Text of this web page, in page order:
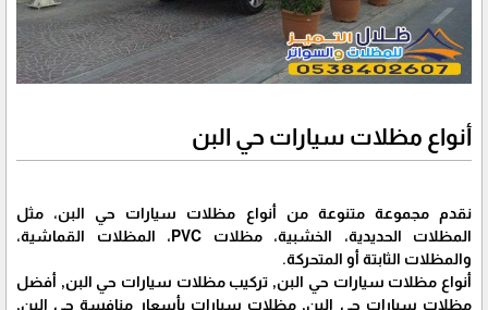
أنواع مظلات سيارات حي البن
نقدم مجموعة متنوعة من أنواع مظلات سيارات حي البن، مثل
المظلات الحديدية، الخشبية، مظلات PVC، المظلات القماشية،
والمظلات الثابتة أو المتحركة.
أنواع مظلات سيارات حي البن, تركيب مظلات سيارات حي البن, أفضل
مظلات سيارات حي البن, مظلات سيارات بأسعار منافسة حي البن,